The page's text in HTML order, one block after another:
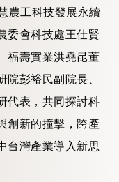
農工科技發展永續
委會科技處王仕賢
福壽實業洪堯昆董
彭裕民副院長、
代表，共同探討科
創新的撞擊，跨產
台灣產業導入新思